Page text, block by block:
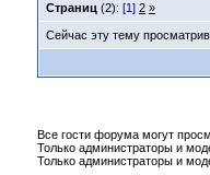
Страниц (2): [1] 2 »
Сейчас эту тему
Все гости форума могут
Только администраторы и
Только администраторы и